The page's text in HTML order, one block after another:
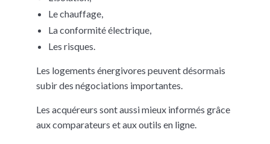
Le chauffage,
La conformité électrique,
Les risques.
Les logements énergivores peuvent désormais
subir des négociations importantes.
Les acquéreurs sont aussi mieux informés grâce
aux comparateurs et aux outils en ligne.